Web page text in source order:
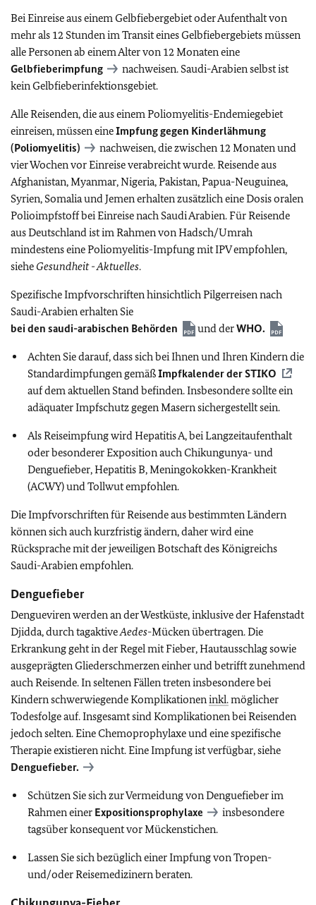
Bei Einreise aus einem Gelbfiebergebiet oder Aufenthalt von
mehr als 12 Stunden im Transit eines Gelbfiebergebiets müssen
alle Personen ab einem Alter von 12 Monaten eine
Gelbfieberimpfung
nachweisen. Saudi-Arabien selbst ist
kein Gelbfieberinfektionsgebiet.
Alle Reisenden, die aus einem Poliomyelitis-Endemiegebiet
einreisen, müssen eineImpfung gegen Kinderlähmung
(Poliomyelitis)
nachweisen, die zwischen 12 Monaten und
vier Wochen vor Einreise verabreicht wurde. Reisende aus
Afghanistan, Myanmar, Nigeria, Pakistan, Papua-Neuguinea,
Syrien, Somalia und Jemen erhalten zusätzlich eine Dosis oralen
Polioimpfstoff bei Einreise nach Saudi Arabien. Für Reisende
aus Deutschland ist im Rahmen von Hadsch/Umrah
mindestens eine Poliomyelitis-Impfung mit IPV empfohlen,
siehe Gesundheit - Aktuelles.
Spezifische Impfvorschriften hinsichtlich Pilgerreisen nach
Saudi-Arabien erhalten Sie
bei den saudi-arabischen Behörden
und derWHO.
Achten Sie darauf, dass sich bei Ihnen und Ihren Kindern die
Standardimpfungen gemäßImpfkalender derSTIKO
auf dem aktuellen Stand befinden. Insbesondere sollte ein
adäquater Impfschutz gegen Masern sichergestellt sein.
Als Reiseimpfung wird Hepatitis A, bei Langzeitaufenthalt
oder besonderer Exposition auch Chikungunya- und
Denguefieber, Hepatitis B, Meningokokken-Krankheit
(ACWY) und Tollwut empfohlen.
Die Impfvorschriften für Reisende aus bestimmten Ländern
können sich auch kurzfristig ändern, daher wird eine
Rücksprache mit der jeweiligen Botschaft des Königreichs
Saudi-Arabien empfohlen.
Denguefieber
Dengueviren werden an der Westküste, inklusive der Hafenstadt
Djidda, durch tagaktiveAedes-Mücken übertragen. Die
Erkrankung geht in der Regel mit Fieber, Hautausschlag sowie
ausgeprägten Gliederschmerzen einher und betrifft zunehmend
auch Reisende. In seltenen Fällen treten insbesondere bei
Kindern schwerwiegende Komplikationeninkl.möglicher
Todesfolge auf. Insgesamt sind Komplikationen bei Reisenden
jedoch selten. Eine Chemoprophylaxe und eine spezifische
Therapie existieren nicht. Eine Impfung ist verfügbar, siehe
Denguefieber.
Schützen Sie sich zur Vermeidung von Denguefieber im
Rahmen einer Expositionsprophylaxe
insbesondere
tagsüber konsequent vor Mückenstichen.
Lassen Sie sich bezüglich einer Impfung von Tropen-
und/oder Reisemedizinern beraten.